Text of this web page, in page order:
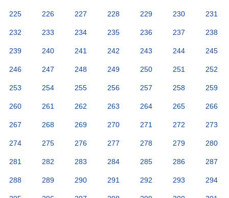
225 226 227 228 229 230 231
232 233 234 235 236 237 238
239 240 241 242 243 244 245
246 247 248 249 250 251 252
253 254 255 256 257 258 259
260 261 262 263 264 265 266
267 268 269 270 271 272 273
274 275 276 277 278 279 280
281 282 283 284 285 286 287
288 289 290 291 292 293 294